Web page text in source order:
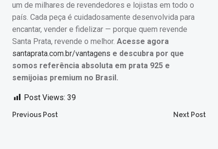
um de milhares de revendedores e lojistas em todo o
país. Cada peça é cuidadosamente desenvolvida para
encantar, vender e fidelizar — porque quem revende
Santa Prata, revende o melhor. Acesse agora
santaprata.com.br/vantagens e descubra por que
somos referência absoluta em prata 925 e
semijoias premium no Brasil.
Post Views: 39
Post
Previous Post Next Post